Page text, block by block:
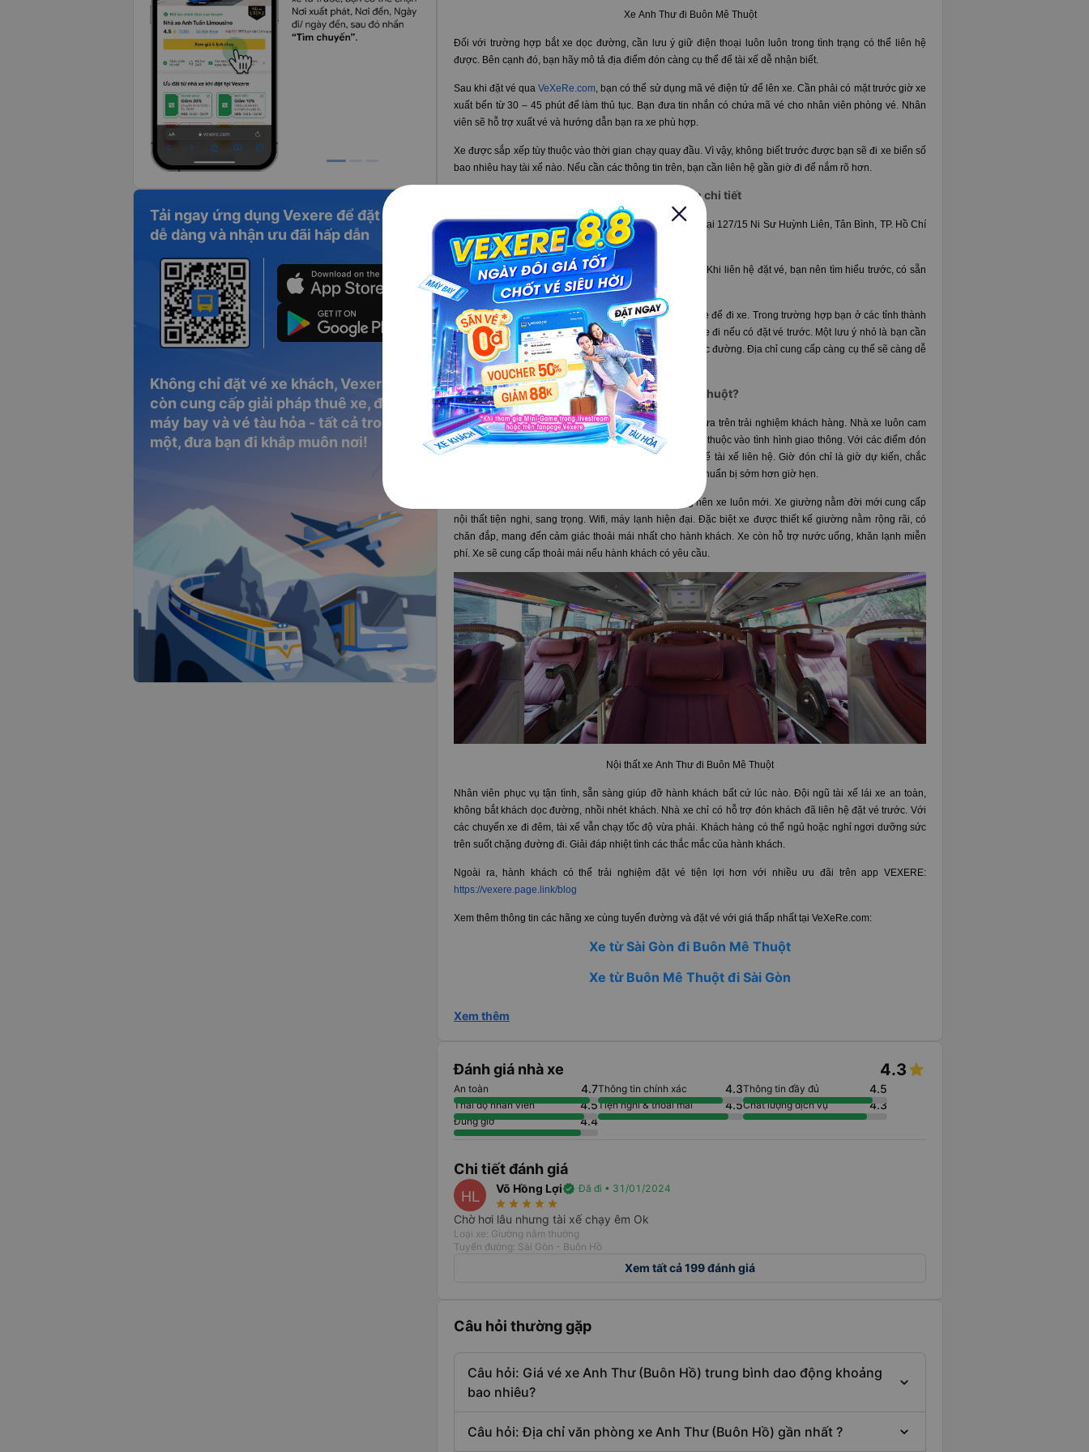
Tải ngay ứng dụng Vexere để đặt vé
dễ dàng và nhận ưu đãi hấp dẫn
Không chỉ đặt vé xe khách, Vexere
còn cung cấp giải pháp thuê xe, đặt vé
máy bay và vé tàu hỏa - tất cả trong
một, đưa bạn đi khắp muôn nơi!
Xe Anh Thư đi Buôn Mê Thuột
Đối với trường hợp bắt xe dọc đường, cần lưu ý giữ điện thoại luôn luôn trong tình trạng có thể liên hệ
được. Bên cạnh đó, bạn hãy mô tả địa điểm đón càng cụ thể để tài xế dễ nhận biết.
Sau khi đặt vé qua VeXeRe.com , bạn có thể sử dụng mã vé điện tử để lên xe. Cần phải có mặt trước giờ xe
xuất bến từ 30 – 45 phút để làm thủ tục. Bạn đưa tin nhắn có chứa mã vé cho nhân viên phòng vé. Nhân
viên sẽ hỗ trợ xuất vé và hướng dẫn bạn ra xe phù hợp.
Xe được sắp xếp tùy thuộc vào thời gian chạy quay đầu. Vì vậy, không biết trước được bạn sẽ đi xe biển số
bao nhiêu hay tài xế nào. Nếu cần các thông tin trên, bạn cần liên hệ gần giờ đi để nắm rõ hơn.
: thông tin chi tiết
Văn phòng chính của xe Anh Thư tại Sài Gòn có địa chỉ tại 127/15 Ni Sư Huỳnh Liên, Tân Bình, TP. Hồ Chí
Minh. Từ đây, xe sẽ di chuyển về Buôn Hồ, Tỉnh Đắk Lắk.
Hiện tại xe chưa hỗ trợ trung chuyển tại Buôn Mê Thuột. Khi liên hệ đặt vé, bạn nên tìm hiểu trước, có sẵn
địa chỉ cần đến và hỏi kỹ nhân viên tư vấn.
Nếu ở Sài Gòn, bạn sẽ tự di chuyển ra văn phòng nhà xe để đi xe. Trong trường hợp bạn ở các tỉnh thành
lân cận, xe cũng có hỗ trợ đón khách trên cung đường xe đi nếu có đặt vé trước. Một lưu ý nhỏ là bạn cần
phải hỏi kỹ hơn về điểm đón khi đặt vé khi cần đón xe dọc đường. Địa chỉ cung cấp càng cụ thể sẽ càng dễ
hơn khi tài xế liên hệ đón.
III. Tại sao nên đặt vé xe Anh Thư đi Buôn Mê Thuột?
Hành kháchđánh giá xe Anh Thưlà có chất lượng tốt dựa trên trải nghiệm khách hàng. Nhà xe luôn cam
kết khởi hành đúng giờ. Tuy nhiên thời gian đến còn tùy thuộc vào tình hình giao thông. Với các điểm đón
dọc đường xe chạy, bạn nên giữ điện thoại bên mình để tài xế liên hệ. Giờ đón chỉ là giờ dự kiến, chắc
chắn sẽ có sự chênh lệch. Nên để tránh trễ xe, bạn nên chuẩn bị sớm hơn giờ hẹn.
Nhà xe luôn nâng cao chất lượng xe, vệ sinh kỹ càng nên xe luôn mới. Xe giường nằm đời mới cung cấp
nội thất tiện nghi, sang trọng. Wifi, máy lạnh hiện đại. Đặc biệt xe được thiết kế giường nằm rộng rãi, có
chăn đắp, mang đến cảm giác thoải mái nhất cho hành khách. Xe còn hỗ trợ nước uống, khăn lạnh miễn
phí. Xe sẽ cung cấp thoải mái nếu hành khách có yêu cầu.
Nội thất xe Anh Thư đi Buôn Mê Thuột
Nhân viên phục vụ tận tình, sẵn sàng giúp đỡ hành khách bất cứ lúc nào. Đội ngũ tài xế lái xe an toàn,
không bắt khách dọc đường, nhồi nhét khách. Nhà xe chỉ có hỗ trợ đón khách đã liên hệ đặt vé trước. Với
các chuyến xe đi đêm, tài xế vẫn chạy tốc độ vừa phải. Khách hàng có thể ngủ hoặc nghỉ ngơi dưỡng sức
trên suốt chặng đường đi. Giải đáp nhiệt tình các thắc mắc của hành khách.
Ngoài ra, hành khách có thể trải nghiệm đặt vé tiện lợi hơn với nhiều ưu đãi trên app VEXERE:
https://vexere.page.link/blog
Xem thêm thông tin các hãng xe cùng tuyến đường và đặt vé với giá thấp nhất tại VeXeRe.com:
Xe từ Sài Gòn đi Buôn Mê Thuột
Xe từ Buôn Mê Thuột đi Sài Gòn
Xem thêm
Đánh giá nhà xe 4.3
An toàn 4.7Thông tin chính xác 4.3Thông tin đầy đủ 4.5
Thái độ nhân viên 4.5Tiện nghi & thoải mái 4.5Chất lượng dịch vụ 4.3
Đúng giờ 4.4
Chi tiết đánh giá
HL Võ Hồng Lợiverified Đã đi • 31/01/2024
star_rate star_rate star_rate star_rate star_rate
Chờ hơi lâu nhưng tài xế chạy êm Ok
Loại xe: Giường nằm thường
Tuyến đường: Sài Gòn - Buôn Hồ
Xem tất cả 199 đánh giá
Câu hỏi thường gặp
Câu hỏi: Giá vé xe Anh Thư (Buôn Hồ) trung bình dao động khoảng
bao nhiêu?
Câu hỏi: Địa chỉ văn phòng xe Anh Thư (Buôn Hồ) gần nhất ?